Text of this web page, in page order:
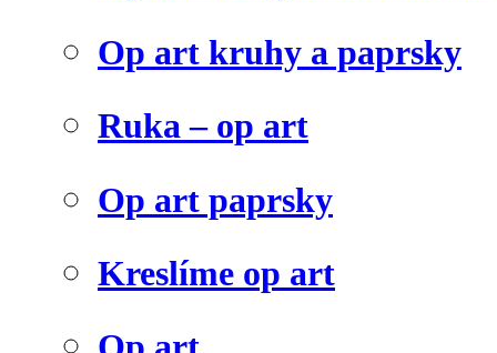
Op art kruhy a paprsky
Ruka – op art
Op art paprsky
Kreslíme op art